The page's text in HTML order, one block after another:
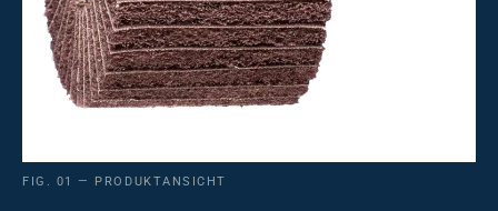
FIG. 01 — PRODUKTANSICHT